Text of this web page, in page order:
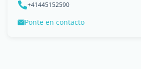
+41445152590
Ponte en contacto